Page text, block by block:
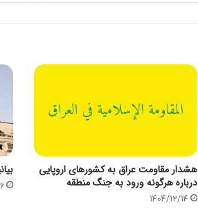
هشدار مقاومت عراق به کشورهای اروپایی
درباره هرگونه ورود به جنگ منطقه
1404/12/14